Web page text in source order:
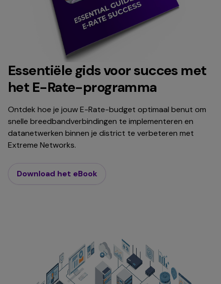
Essentiële gids voor succes met
het E-Rate-programma
Ontdek hoe je jouw E-Rate-budget optimaal benut om
snelle breedbandverbindingen te implementeren en
datanetwerken binnen je district te verbeteren met
Extreme Networks.
Download het eBook